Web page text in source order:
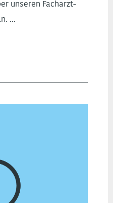
unseren Facharzt-
...